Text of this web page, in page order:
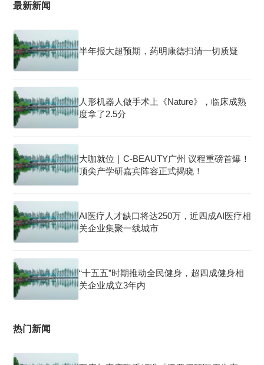
最新新闻
半年报大超预期，药明康德扫清一切质疑
人形机器人做手术上《Nature》，临床成熟
度拿了2.5分
大咖就位｜C-BEAUTY广州 议程重磅首爆！
顶尖产学研嘉宾阵容正式揭晓！
AI医疗人才缺口将达250万，近四成AI医疗相
关企业集聚一线城市
“十五五”时期推动全民健身，超四成健身相
关企业成立3年内
热门新闻